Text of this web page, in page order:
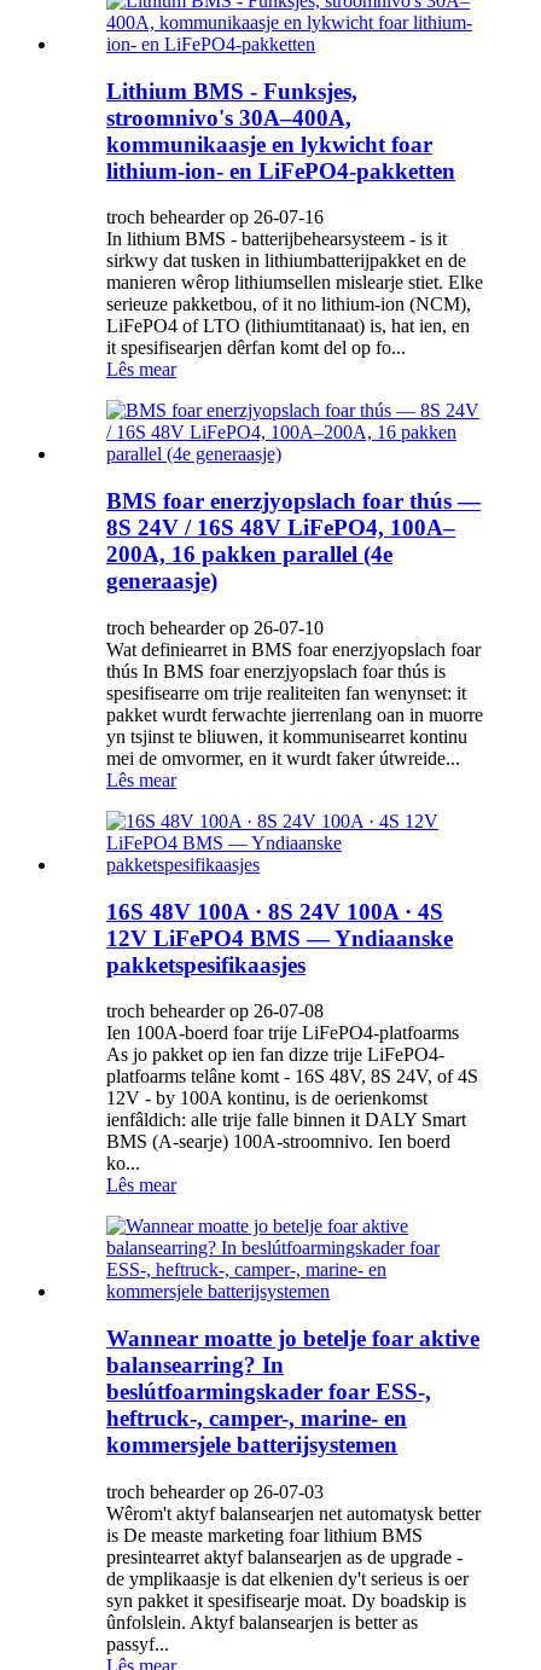
Lithium BMS - Funksjes,
stroomnivo's 30A–400A,
kommunikaasje en lykwicht foar
lithium-ion- en LiFePO4-pakketten
troch behearder op 26-07-16
In lithium BMS - batterijbehearsysteem - is it
sirkwy dat tusken in lithiumbatterijpakket en de
manieren wêrop lithiumsellen mislearje stiet. Elke
serieuze pakketbou, of it no lithium-ion (NCM),
LiFePO4 of LTO (lithiumtitanaat) is, hat ien, en
it spesifisearjen dêrfan komt del op fo...
Lês mear
BMS foar enerzjyopslach foar thús —
8S 24V / 16S 48V LiFePO4, 100A–
200A, 16 pakken parallel (4e
generaasje)
troch behearder op 26-07-10
Wat definiearret in BMS foar enerzjyopslach foar
thús In BMS foar enerzjyopslach foar thús is
spesifisearre om trije realiteiten fan wenynset: it
pakket wurdt ferwachte jierrenlang oan in muorre
yn tsjinst te bliuwen, it kommunisearret kontinu
mei de omvormer, en it wurdt faker útwreide...
Lês mear
16S 48V 100A · 8S 24V 100A · 4S
12V LiFePO4 BMS — Yndiaanske
pakketspesifikaasjes
troch behearder op 26-07-08
Ien 100A-boerd foar trije LiFePO4-platfoarms
As jo ​​pakket op ien fan dizze trije LiFePO4-
platfoarms telâne komt - 16S 48V, 8S 24V, of 4S
12V - by 100A kontinu, is de oerienkomst
ienfâldich: alle trije falle binnen it DALY Smart
BMS (A-searje) 100A-stroomnivo. Ien boerd
ko...
Lês mear
Wannear moatte jo betelje foar aktive
balansearring? In
beslútfoarmingskader foar ESS-,
heftruck-, camper-, marine- en
kommersjele batterijsystemen
troch behearder op 26-07-03
Wêrom't aktyf balansearjen net automatysk better
is De measte marketing foar lithium BMS
presintearret aktyf balansearjen as de upgrade -
de ymplikaasje is dat elkenien dy't serieus is oer
syn pakket it spesifisearje moat. Dy boadskip is
ûnfolslein. Aktyf balansearjen is better as
passyf...
Lês mear